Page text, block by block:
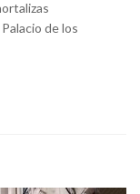
de los